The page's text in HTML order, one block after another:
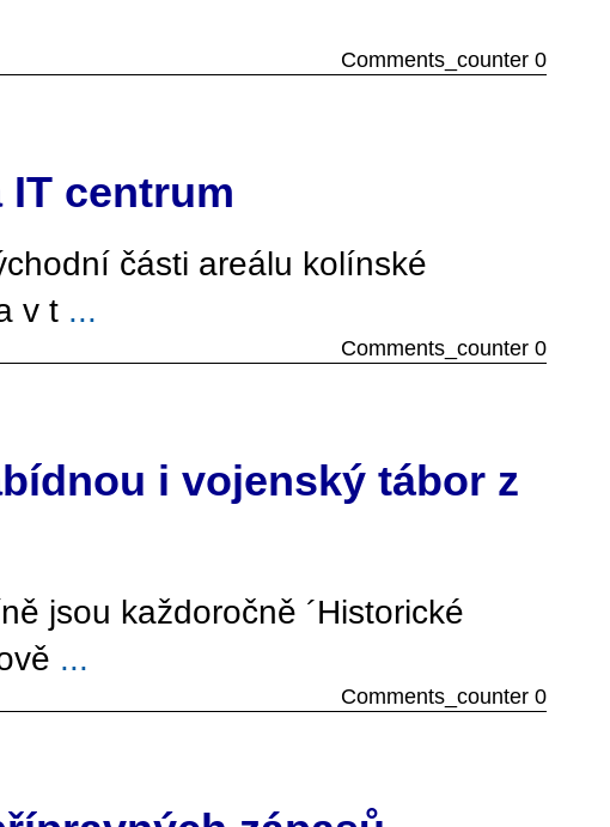
Comments_counter 0
centrum
části areálu kolínské
v t ...
Comments_counter 0
i vojenský tábor z
jsou každoročně ´Historické
...
Comments_counter 0